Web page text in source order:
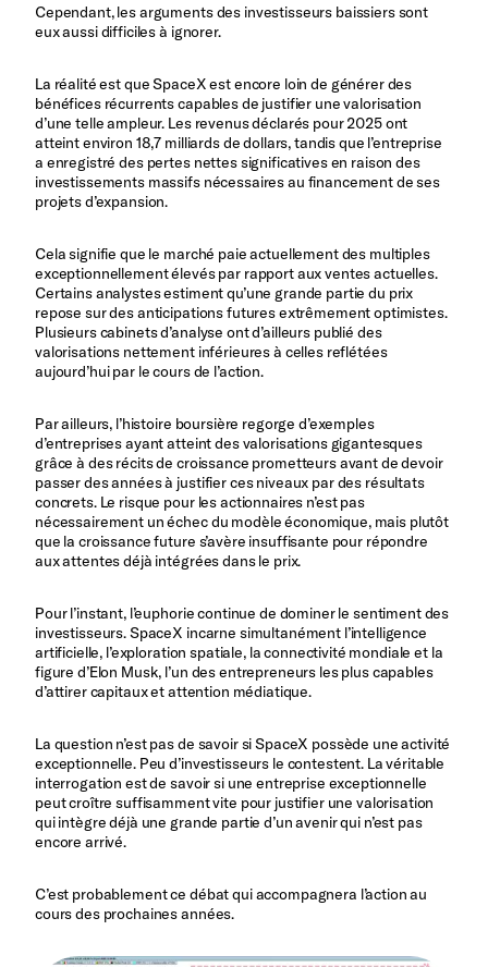
Cependant, les arguments des investisseurs baissiers sont
eux aussi difficiles à ignorer.
La réalité est que SpaceX est encore loin de générer des
bénéfices récurrents capables de justifier une valorisation
d’une telle ampleur. Les revenus déclarés pour 2025 ont
atteint environ 18,7 milliards de dollars, tandis que l’entreprise
a enregistré des pertes nettes significatives en raison des
investissements massifs nécessaires au financement de ses
projets d’expansion.
Cela signifie que le marché paie actuellement des multiples
exceptionnellement élevés par rapport aux ventes actuelles.
Certains analystes estiment qu’une grande partie du prix
repose sur des anticipations futures extrêmement optimistes.
Plusieurs cabinets d’analyse ont d’ailleurs publié des
valorisations nettement inférieures à celles reflétées
aujourd’hui par le cours de l’action.
Par ailleurs, l’histoire boursière regorge d’exemples
d’entreprises ayant atteint des valorisations gigantesques
grâce à des récits de croissance prometteurs avant de devoir
passer des années à justifier ces niveaux par des résultats
concrets. Le risque pour les actionnaires n’est pas
nécessairement un échec du modèle économique, mais plutôt
que la croissance future s’avère insuffisante pour répondre
aux attentes déjà intégrées dans le prix.
Pour l’instant, l’euphorie continue de dominer le sentiment des
investisseurs. SpaceX incarne simultanément l’intelligence
artificielle, l’exploration spatiale, la connectivité mondiale et la
figure d’Elon Musk, l’un des entrepreneurs les plus capables
d’attirer capitaux et attention médiatique.
La question n’est pas de savoir si SpaceX possède une activité
exceptionnelle. Peu d’investisseurs le contestent. La véritable
interrogation est de savoir si une entreprise exceptionnelle
peut croître suffisamment vite pour justifier une valorisation
qui intègre déjà une grande partie d’un avenir qui n’est pas
encore arrivé.
C’est probablement ce débat qui accompagnera l’action au
cours des prochaines années.